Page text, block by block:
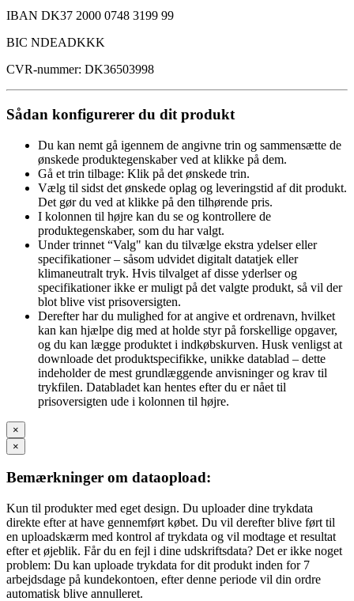
IBAN DK37 2000 0748 3199 99
BIC NDEADKKK
CVR-nummer: DK36503998
Sådan konfigurerer du dit produkt
Du kan nemt gå igennem de angivne trin og sammensætte de
ønskede produktegenskaber ved at klikke på dem.
Gå et trin tilbage: Klik på det ønskede trin.
Vælg til sidst det ønskede oplag og leveringstid af dit produkt.
Det gør du ved at klikke på den tilhørende pris.
I kolonnen til højre kan du se og kontrollere de
produktegenskaber, som du har valgt.
Under trinnet “Valg" kan du tilvælge ekstra ydelser eller
specifikationer – såsom udvidet digitalt datatjek eller
klimaneutralt tryk. Hvis tilvalget af disse yderlser og
specifikationer ikke er muligt på det valgte produkt, så vil der
blot blive vist prisoversigten.
Derefter har du mulighed for at angive et ordrenavn, hvilket
kan kan hjælpe dig med at holde styr på forskellige opgaver,
og du kan lægge produktet i indkøbskurven. Husk venligst at
downloade det produktspecifikke, unikke datablad – dette
indeholder de mest grundlæggende anvisninger og krav til
trykfilen. Databladet kan hentes efter du er nået til
prisoversigten ude i kolonnen til højre.
×
×
Bemærkninger om dataopload:
Kun til produkter med eget design. Du uploader dine trykdata
direkte efter at have gennemført købet. Du vil derefter blive ført til
en uploadskærm med kontrol af trykdata og vil modtage et resultat
efter et øjeblik. Får du en fejl i dine udskriftsdata? Det er ikke noget
problem: Du kan uploade trykdata for dit produkt inden for 7
arbejdsdage på kundekontoen, efter denne periode vil din ordre
automatisk blive annulleret.